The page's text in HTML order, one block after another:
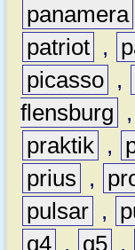
panamera
patriot ,
picasso ,
flensburg
,
praktik ,
prius
,
pulsar ,
q4 , q5 ,